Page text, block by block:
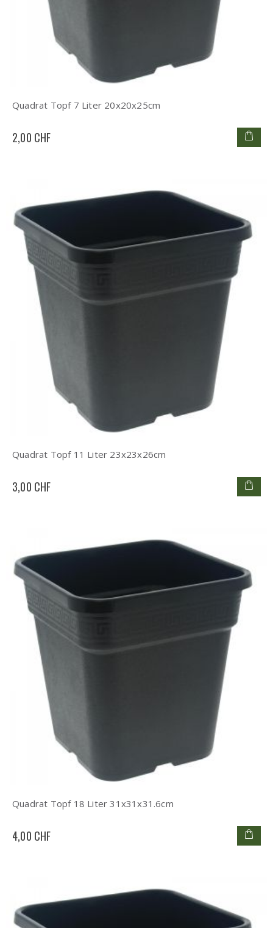
Quadrat Topf 7 Liter 20x20x25cm
2,00 CHF
Quadrat Topf 11 Liter 23x23x26cm
3,00 CHF
Quadrat Topf 18 Liter 31x31x31.6cm
4,00 CHF